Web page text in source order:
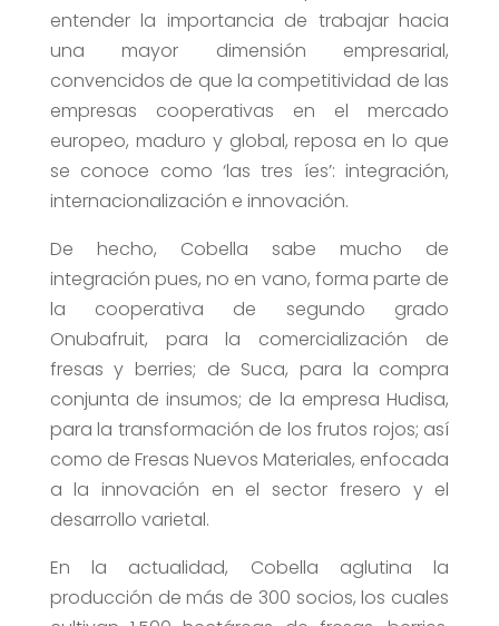
entender la importancia de trabajar hacia
una mayor dimensión empresarial,
convencidos de que la competitividad de las
empresas cooperativas en el mercado
europeo, maduro y global, reposa en lo que
se conoce como ‘las tres íes’: integración,
internacionalización e innovación.
De hecho, Cobella sabe mucho de
integración pues, no en vano, forma parte de
la cooperativa de segundo grado
Onubafruit, para la comercialización de
fresas y berries; de Suca, para la compra
conjunta de insumos; de la empresa Hudisa,
para la transformación de los frutos rojos; así
como de Fresas Nuevos Materiales, enfocada
a la innovación en el sector fresero y el
desarrollo varietal.
En la actualidad, Cobella aglutina la
producción de más de 300 socios, los cuales